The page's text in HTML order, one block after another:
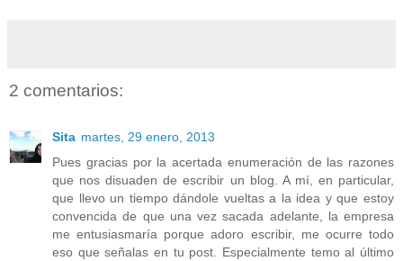
2 comentarios:
Sita martes, 29 enero, 2013
Pues gracias por la acertada enumeración de las razones
que nos disuaden de escribir un blog. A mí, en particular,
que llevo un tiempo dándole vueltas a la idea y que estoy
convencida de que una vez sacada adelante, la empresa
me entusiasmaría porque adoro escribir, me ocurre todo
eso que señalas en tu post. Especialmente temo al último